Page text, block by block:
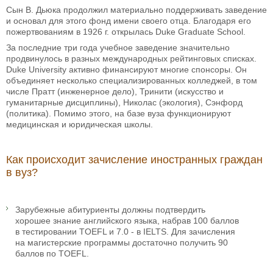
Сын В. Дьюка продолжил материально поддерживать заведение
и основал для этого фонд имени своего отца. Благодаря его
пожертвованиям в 1926 г. открылась Duke Graduate School.
За последние три года учебное заведение значительно
продвинулось в разных международных рейтинговых списках.
Duke University активно финансируют многие спонсоры. Он
объединяет несколько специализированных колледжей, в том
числе Пратт (инженерное дело), Тринити (искусство и
гуманитарные дисциплины), Николас (экология), Сэнфорд
(политика). Помимо этого, на базе вуза функционируют
медицинская и юридическая школы.
Как происходит зачисление иностранных граждан
в вуз?
Зарубежные абитуриенты должны подтвердить
хорошее знание английского языка, набрав 100 баллов
в тестировании TOEFL и 7.0 - в IELTS. Для зачисления
на магистерские программы достаточно получить 90
баллов по TOEFL.